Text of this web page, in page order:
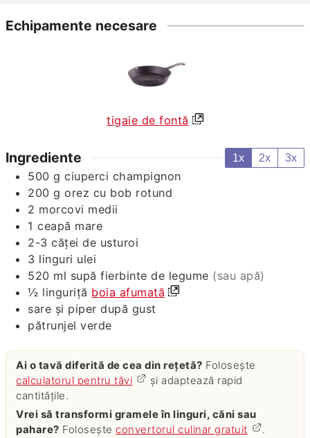
Echipamente necesare
tigaie de fontă
Ingrediente 1x 2x 3x
500 g ciuperci champignon
200 g orez cu bob rotund
2 morcovi medii
1 ceapă mare
2-3 căței de usturoi
3 linguri ulei
520 ml supă fierbinte de legume (sau apă)
½ linguriță boia afumată
sare și piper după gust
pătrunjel verde
Ai o tavă diferită de cea din rețetă? Folosește
calculatorul pentru tăvi
și adaptează rapid
cantitățile.
Vrei să transformi gramele în linguri, căni sau
pahare? Foloseșteconvertorul culinar gratuit .